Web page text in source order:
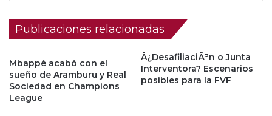
Publicaciones relacionadas
Mbappé acabó con el
sueño de Aramburu y Real
Sociedad en Champions
League
Â¿DesafiliaciÃ³n o Junta
Interventora? Escenarios
posibles para la FVF